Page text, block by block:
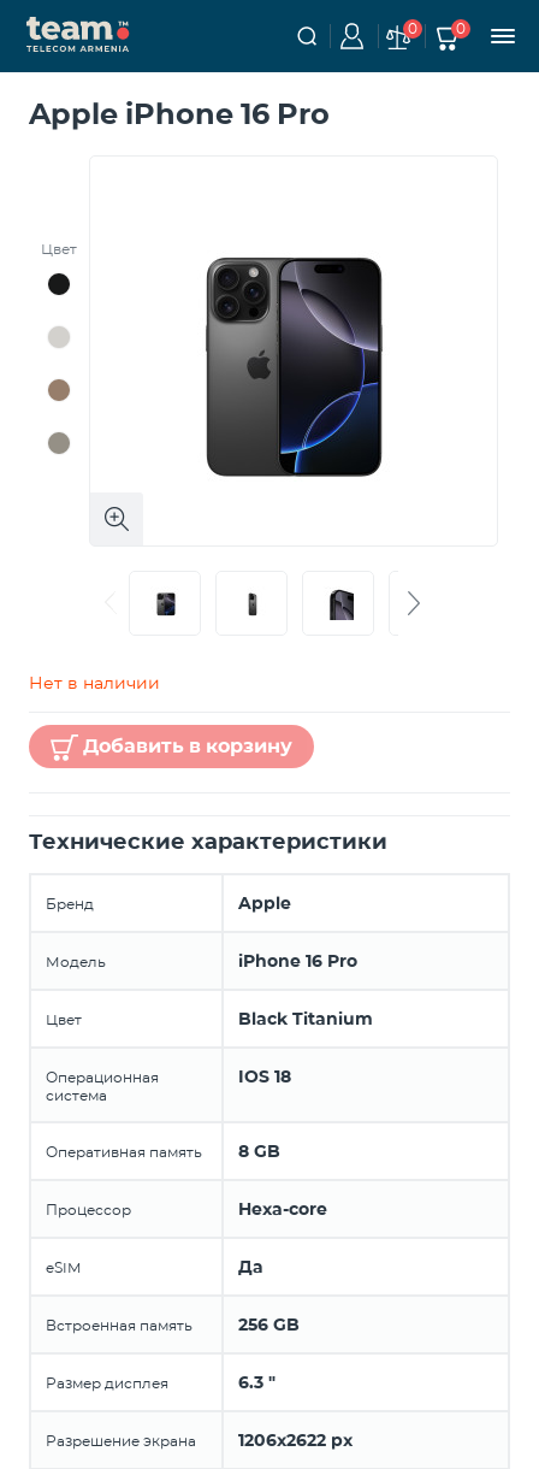
0 0
Apple iPhone 16 Pro
Цвет
Нет в наличии
Добавить в корзину
Технические характеристики
Бренд Apple
Модель iPhone 16 Pro
Цвет Black Titanium
Операционная
система
IOS 18
Оперативная память 8 GB
Процессор Hexa-core
eSIM Да
Встроенная память 256 GB
Размер дисплея 6.3 "
Разрешение экрана 1206x2622 px